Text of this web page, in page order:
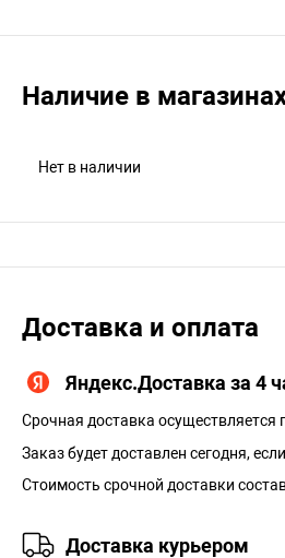
Наличие в
Нет в наличии
Доставка и оплата
Яндекс.Доставка за 4
Срочная доставка осуществляется
Заказ будет доставлен сегодня,
Стоимость срочной доставки
Доставка курьером